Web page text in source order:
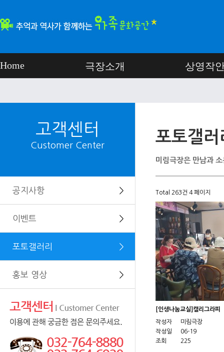
Home 극장소개 상영작
고객센터
Customer Center
공지사항 ＞
이벤트 ＞
포토갤러리 ＞
홍보 영상 ＞
포토갤러
미림극장은 만남과
Total 263건 4 페이지
[인생나눔교실]캘리그라피
작성자
미림극장
작성일
06-19
조회
225